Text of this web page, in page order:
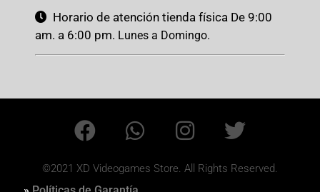
Horario de atención tienda física De 9:00
am. a 6:00 pm. Lunes a Domingo.
©2021 XD Videogames Store. All Rights Reserved.